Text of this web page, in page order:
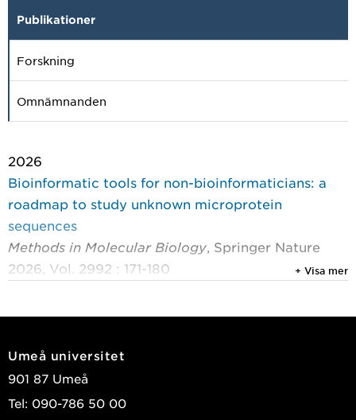
Publikationer
Forskning
Omnämnanden
2026
Bioinformatic tools for non-bioinformaticians: a
roadmap to study unknown microprotein
sequences
Methods in Molecular Biology, Springer Nature
2026, Vol. 2992 : 171-180
+ Visa mer
Umeå universitet
901 87 Umeå
Tel: 090-786 50 00